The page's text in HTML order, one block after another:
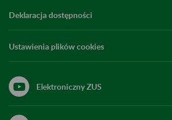
Deklaracja dostępności
Ustawienia plików cookies
Elektroniczny ZUS